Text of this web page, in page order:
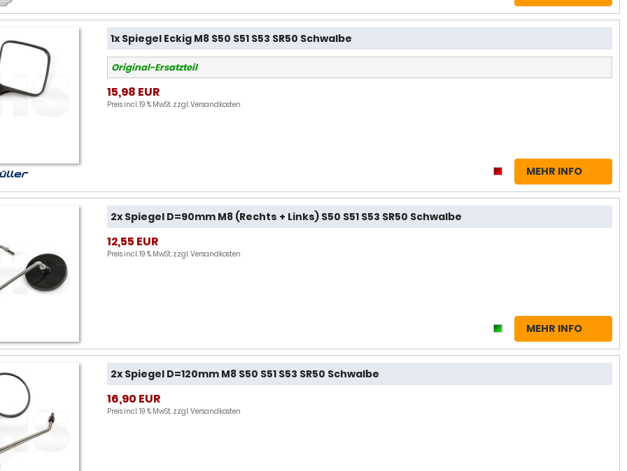
1x Spiegel Eckig M8 S50 S51 S53 SR50 Schwalbe
Original-Ersatzteil
15,98 EUR
Preis incl. 19 % MwSt. zzgl.Versandkosten
MEHR INFO
2x Spiegel D=90mm M8 (Rechts + Links) S50 S51 S53 SR50 Schwalbe
12,55 EUR
Preis incl. 19 % MwSt. zzgl.Versandkosten
MEHR INFO
2x Spiegel D=120mm M8 S50 S51 S53 SR50 Schwalbe
16,90 EUR
Preis incl. 19 % MwSt. zzgl.Versandkosten